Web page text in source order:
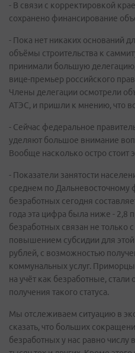
- В связи с корректировкой
сохранено финансирование
- Пока нет никаких оснований
объёмы строительства к
принимали большую
вице-премьер российского
Члены делегации осмотрели
АТЭС, и пришли к мнению, что
- Сейчас федеральное
уделяют большое внимание
Вообще насколько остро стоит
- Показатели занятости
среднем по Дальневосточному
безработных сегодня
года эта цифра была ниже - 2,8
безработных связан не только
повышением субсидии для
рублей, с возможностью
коммунальных услуг.
на учёт как безработные,
получения такого статуса.
Мы отслеживаем ситуацию в
сказать, что больших
безработных у нас равно числу